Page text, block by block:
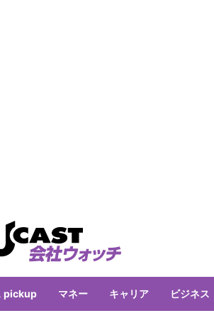
pickup マネー キャリア ビジネス